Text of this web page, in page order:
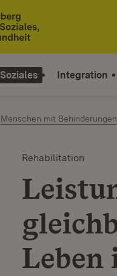
Soziales Integration
Menschen mit Behinderungen
Rehabilitation
Leben